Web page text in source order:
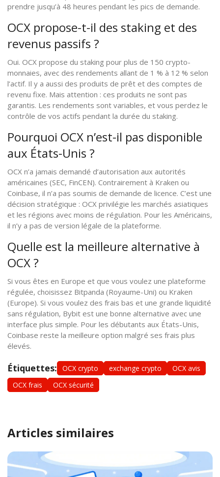
prendre jusqu’à 48 heures pendant les pics de demande.
OCX propose-t-il des staking et des
revenus passifs ?
Oui. OCX propose du staking pour plus de 150 crypto-
monnaies, avec des rendements allant de 1 % à 12 % selon
l’actif. Il y a aussi des produits de prêt et des comptes de
revenu fixe. Mais attention : ces produits ne sont pas
garantis. Les rendements sont variables, et vous perdez le
contrôle de vos actifs pendant la durée du staking.
Pourquoi OCX n’est-il pas disponible
aux États-Unis ?
OCX n’a jamais demandé d’autorisation aux autorités
américaines (SEC, FinCEN). Contrairement à Kraken ou
Coinbase, il n’a pas soumis de demande de licence. C’est une
décision stratégique : OCX privilégie les marchés asiatiques
et les régions avec moins de régulation. Pour les Américains,
il n’y a pas de version légale de la plateforme.
Quelle est la meilleure alternative à
OCX ?
Si vous êtes en Europe et que vous voulez une plateforme
régulée, choisissez Bitpanda (Royaume-Uni) ou Kraken
(Europe). Si vous voulez des frais bas et une grande liquidité
sans régulation, Bybit est une bonne alternative avec une
interface plus simple. Pour les débutants aux États-Unis,
Coinbase reste la meilleure option malgré ses frais plus
élevés.
Étiquettes: OCX crypto exchange crypto
OCX avis
OCX frais
OCX sécurité
Articles similaires